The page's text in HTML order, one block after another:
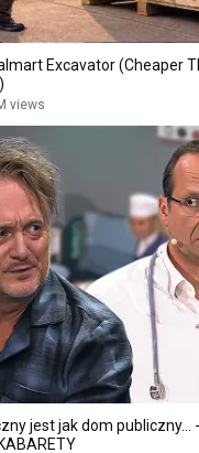
Excavator (Cheaper
views
jest jak dom publiczny... -